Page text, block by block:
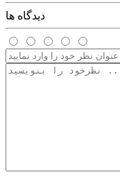
دیدگاه ها